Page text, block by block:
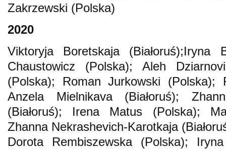
Zakrzewski (Polska)
2020
Viktoryja Boretskaja (Białoruś);Iryna
Chaustowicz (Polska); Aleh
(Polska); Roman Jurkowski (Polska);
Anzela Mielnikava (Białoruś);
(Białoruś); Irena Matus (Polska);
Zhanna Nekrashevich-Karotkaja
Dorota Rembiszewska (Polska);